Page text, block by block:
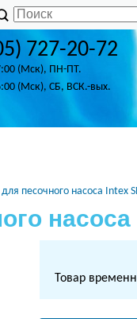
727-20-72
(Мск), ПН-ПТ.
(Мск), СБ, ВСК.-вых.
песочного насоса Intex
насоса
Товар